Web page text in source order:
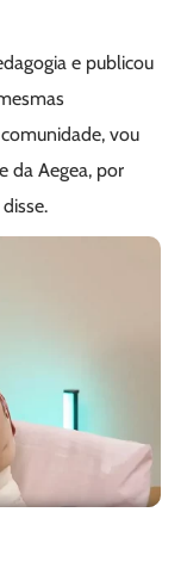
e publicou
vou
da Aegea, por